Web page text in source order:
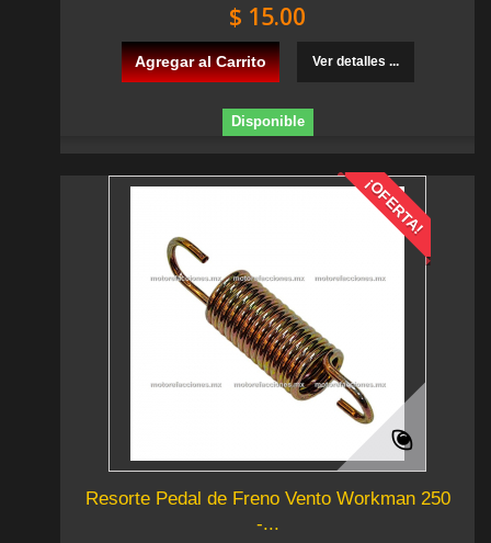
$ 15.00
Agregar al Carrito Ver detalles ...
Disponible
¡OFERTA!
Resorte Pedal de Freno Vento Workman 250
-...